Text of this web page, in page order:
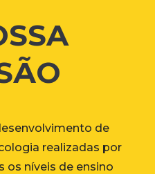
de
realizadas por
os níveis de ensino